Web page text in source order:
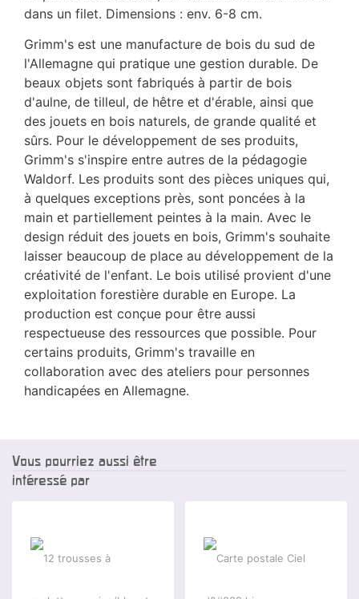
dans un filet. Dimensions : env. 6-8 cm.
Grimm's est une manufacture de bois du sud de
l'Allemagne qui pratique une gestion durable. De
beaux objets sont fabriqués à partir de bois
d'aulne, de tilleul, de hêtre et d'érable, ainsi que
des jouets en bois naturels, de grande qualité et
sûrs. Pour le développement de ses produits,
Grimm's s'inspire entre autres de la pédagogie
Waldorf. Les produits sont des pièces uniques qui,
à quelques exceptions près, sont poncées à la
main et partiellement peintes à la main. Avec le
design réduit des jouets en bois, Grimm's souhaite
laisser beaucoup de place au développement de la
créativité de l'enfant. Le bois utilisé provient d'une
exploitation forestière durable en Europe. La
production est conçue pour être aussi
respectueuse des ressources que possible. Pour
certains produits, Grimm's travaille en
collaboration avec des ateliers pour personnes
handicapées en Allemagne.
Vous pourriez aussi être
intéressé par